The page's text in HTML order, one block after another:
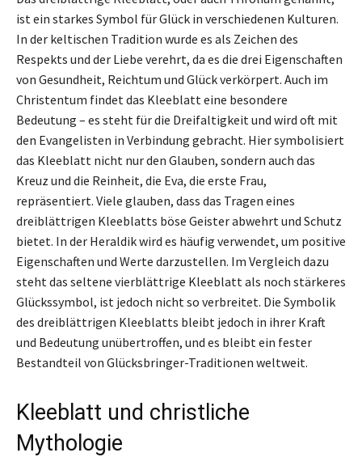
ist ein starkes Symbol für Glück in verschiedenen Kulturen.
In der keltischen Tradition wurde es als Zeichen des
Respekts und der Liebe verehrt, da es die drei Eigenschaften
von Gesundheit, Reichtum und Glück verkörpert. Auch im
Christentum findet das Kleeblatt eine besondere
Bedeutung – es steht für die Dreifaltigkeit und wird oft mit
den Evangelisten in Verbindung gebracht. Hier symbolisiert
das Kleeblatt nicht nur den Glauben, sondern auch das
Kreuz und die Reinheit, die Eva, die erste Frau,
repräsentiert. Viele glauben, dass das Tragen eines
dreiblättrigen Kleeblatts böse Geister abwehrt und Schutz
bietet. In der Heraldik wird es häufig verwendet, um positive
Eigenschaften und Werte darzustellen. Im Vergleich dazu
steht das seltene vierblättrige Kleeblatt als noch stärkeres
Glückssymbol, ist jedoch nicht so verbreitet. Die Symbolik
des dreiblättrigen Kleeblatts bleibt jedoch in ihrer Kraft
und Bedeutung unübertroffen, und es bleibt ein fester
Bestandteil von Glücksbringer-Traditionen weltweit.
Kleeblatt und christliche
Mythologie